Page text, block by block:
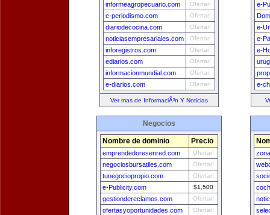
informeagropecuario.com Ofertar!
e-periodismo.com Ofertar!
diariodecocina.com Ofertar!
noticiasempresariales.com Ofertar!
inforegistros.com Ofertar!
ediarios.com Ofertar!
informacionmundial.com Ofertar!
e-diarios.com Ofertar!
Ver mas de InformaciÃ³n Y Noticias
e-
e-
e-
e-
e-
Negocios
Nombre de dominio Precio
emprendedoresenred.com Ofertar!
negociosbursatiles.com Ofertar!
tunegociopropio.com Ofertar!
e-Publicity.com $1,500
gestiondereclamos.com Ofertar!
ofertasyoportunidades.com Ofertar!